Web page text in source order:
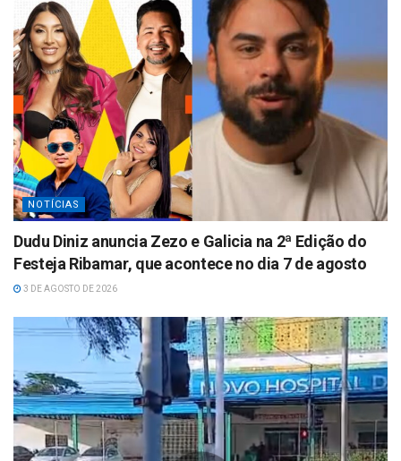
NOTÍCIAS
Dudu Diniz anuncia Zezo e Galicia na 2ª Edição do
Festeja Ribamar, que acontece no dia 7 de agosto
3 DE AGOSTO DE 2026